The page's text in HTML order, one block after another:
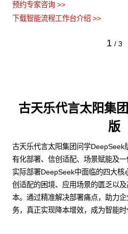
预约专家咨询 >>
下载智能流程工作台介绍 >>
1 / 3
古天乐代言太阳集
版
古天乐代言太阳集团问学
有化部署、信创适配、场景赋能及
实际部署DeepSeek中面临的四大核
创适配的困境、应用场景的匮乏以
本。通过精准解决部署痛点，助力
务，真正实现降本增效，成为智能时